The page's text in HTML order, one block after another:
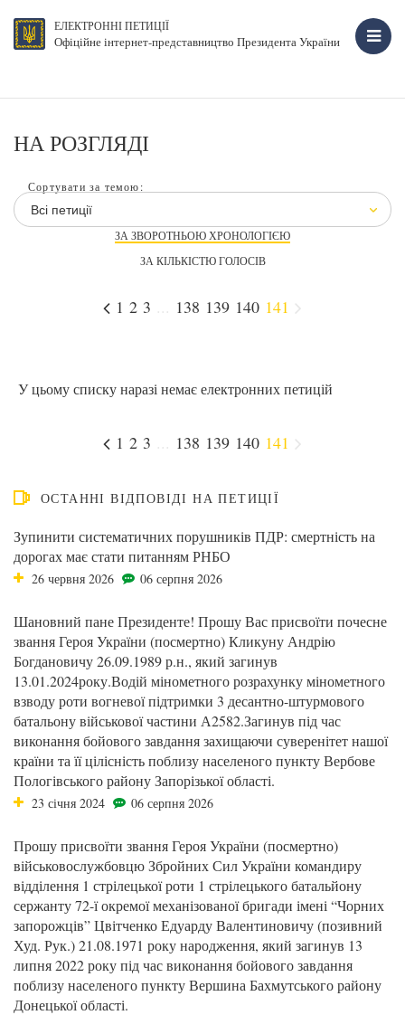
ЕЛЕКТРОННІ ПЕТИЦІЇ
Офіційне інтернет-представництво Президента України
НА РОЗГЛЯДІ
Сортувати за темою:
Всі петиції
ЗА ЗВОРОТНЬОЮ ХРОНОЛОГІЄЮ
ЗА КІЛЬКІСТЮ ГОЛОСІВ
1 2 3 138 139 140 141
У цьому списку наразі немає електронних петицій
1 2 3 138 139 140 141
ОСТАННІ ВІДПОВІДІ НА ПЕТИЦІЇ
Зупинити систематичних порушників ПДР: смертність на
дорогах має стати питанням РНБО
26 червня 2026 06 серпня 2026
Шановний пане Президенте! Прошу Вас присвоїти почесне
звання Героя України (посмертно) Кликуну Андрію
Богдановичу 26.09.1989 р.н., який загинув
13.01.2024року.Водій мінометного розрахунку мінометного
взводу роти вогневої підтримки 3 десантно-штурмового
батальону військової частини А2582.Загинув під час
виконання бойового завдання захищаючи суверенітет нашої
країни та її цілісність поблизу населеного пункту Вербове
Пологівського району Запорізької області.
23 січня 2024 06 серпня 2026
Прошу присвоїти звання Героя України (посмертно)
військовослужбовцю Збройних Сил України командиру
відділення 1 стрілецької роти 1 стрілецького батальйону
сержанту 72-ї окремої механізованої бригади імені “Чорних
запорожців” Цвітченко Едуарду Валентиновичу (позивний
Худ. Рук.) 21.08.1971 року народження, який загинув 13
липня 2022 року під час виконання бойового завдання
поблизу населеного пункту Вершина Бахмутського району
Донецької області.